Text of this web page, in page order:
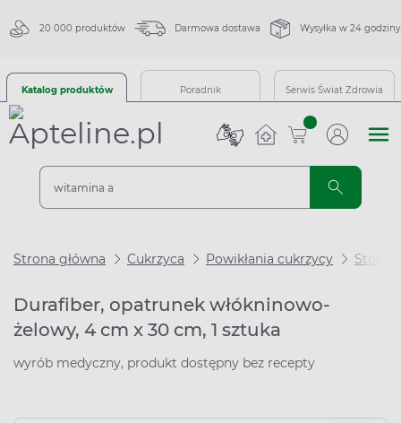
20 000 produktów Darmowa dostawa Wysyłka w 24 godziny
Katalog produktów Poradnik Serwis Świat Zdrowia
sztuk
Strona główna Cukrzyca Powikłania cukrzycy Stopa
Durafiber, opatrunek włókninowo-
żelowy, 4 cm x 30 cm, 1 sztuka
wyrób medyczny, produkt dostępny bez recepty